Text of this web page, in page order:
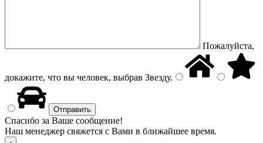
Пожалуйста,
докажите, что вы человек, выбрав Звезду.
Спасибо за Ваше сообщение!
Наш менеджер свяжется с Вами в ближайшее время.